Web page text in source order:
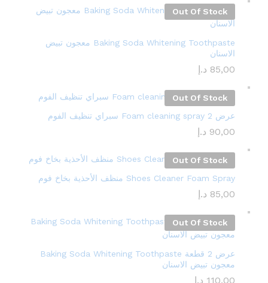
Out Of Stock
Baking Soda Whitening Toothpaste معجون تبيض
الاسنان
85,00 د.إ
Out Of Stock
عرض 2 Foam cleaning spray سبراي تنظيف الفوم
90,00 د.إ
Out Of Stock
Shoes Cleaner Foam Spray منظف ​​الأحذية بخاخ فوم
85,00 د.إ
Out Of Stock
عرض 2 قطعة Baking Soda Whitening Toothpaste
معجون تبيض الاسنان
110,00 د.إ